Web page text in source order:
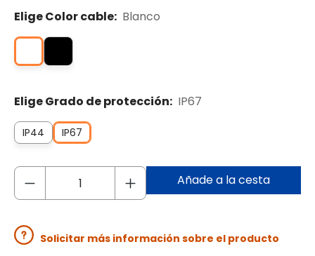
Elige Color cable: Blanco
Elige Grado de protección: IP67
IP44 IP67
Añade a la cesta
Solicitar más información sobre el producto